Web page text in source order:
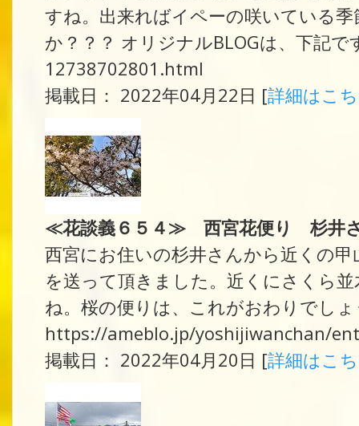
すね。出来ればイペーの咲いている
か？？？ オリジナルBLOGは、下記
12738702801.html
掲載日： 2022年04月22日 [詳細はこ
≪花談義６５４≫ 西宮花便り 杉井
西宮にお住いの杉井さんから近くの
を送って頂きました。近くにさくら
ね。桜の便りは、これがおわりでし
https://ameblo.jp/yoshijiwanchan/
掲載日： 2022年04月20日 [詳細はこ